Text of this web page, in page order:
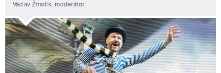
Václav Žmolík, moderátor